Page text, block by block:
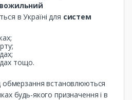
в Україні для систем
тощо.
обмерзання встановлюються
будь-якого призначення і в